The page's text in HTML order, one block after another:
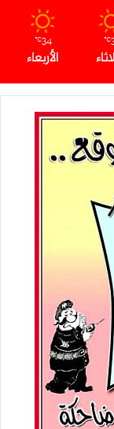
℃
34
℃
الأربعاء